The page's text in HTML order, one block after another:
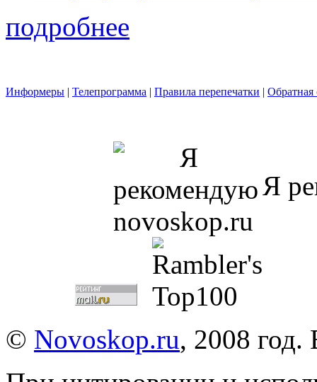
подробнее
Информеры | Телепрограмма | Правила перепечатки | Обратная
Я
© Novoskop.ru, 2008